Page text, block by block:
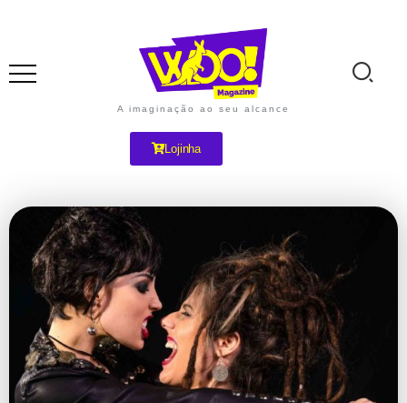
A imaginação ao seu alcance
Lojinha